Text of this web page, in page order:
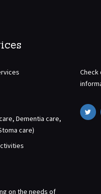
Dementia care,
care)
on the needs of